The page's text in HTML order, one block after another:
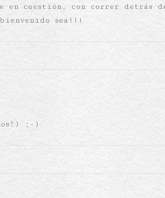
en cuestión, con correr detrás
sea!!!
;-)